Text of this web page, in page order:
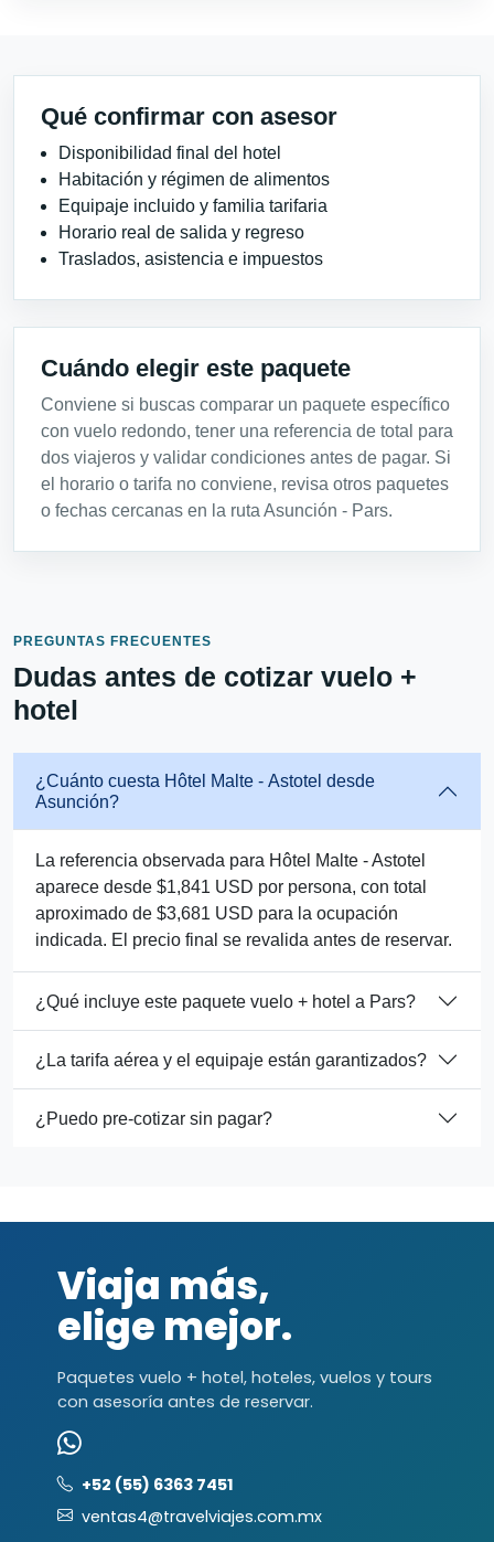
Qué confirmar con asesor
Disponibilidad final del hotel
Habitación y régimen de alimentos
Equipaje incluido y familia tarifaria
Horario real de salida y regreso
Traslados, asistencia e impuestos
Cuándo elegir este paquete
Conviene si buscas comparar un paquete específico
con vuelo redondo, tener una referencia de total para
dos viajeros y validar condiciones antes de pagar. Si
el horario o tarifa no conviene, revisa otros paquetes
o fechas cercanas en la ruta Asunción - Pars.
PREGUNTAS FRECUENTES
Dudas antes de cotizar vuelo +
hotel
¿Cuánto cuesta Hôtel Malte - Astotel desde
Asunción?
La referencia observada para Hôtel Malte - Astotel
aparece desde $1,841 USD por persona, con total
aproximado de $3,681 USD para la ocupación
indicada. El precio final se revalida antes de reservar.
¿Qué incluye este paquete vuelo + hotel a Pars?
¿La tarifa aérea y el equipaje están garantizados?
¿Puedo pre-cotizar sin pagar?
Viaja más,
elige mejor.
Paquetes vuelo + hotel, hoteles, vuelos y tours
con asesoría antes de reservar.
+52 (55) 6363 7451
ventas4@travelviajes.com.mx